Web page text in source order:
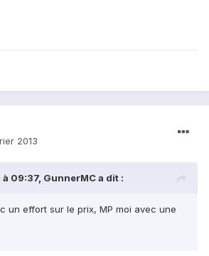
2013
09:37, GunnerMC a dit :
un effort sur le prix, MP moi avec une